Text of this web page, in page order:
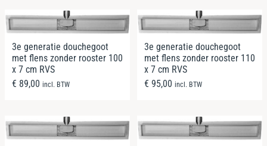
3e generatie douchegoot
met flens zonder rooster 100
x 7 cm RVS
€ 89,00 incl. BTW
3e generatie douchegoot
met flens zonder rooster 110
x 7 cm RVS
€ 95,00 incl. BTW